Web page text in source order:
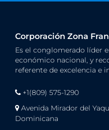
Corporación Zona
Es el conglomerado líder
económico nacional, y
referente de excelencia e
+1(809) 575-1290
Avenida Mirador del
Dominicana